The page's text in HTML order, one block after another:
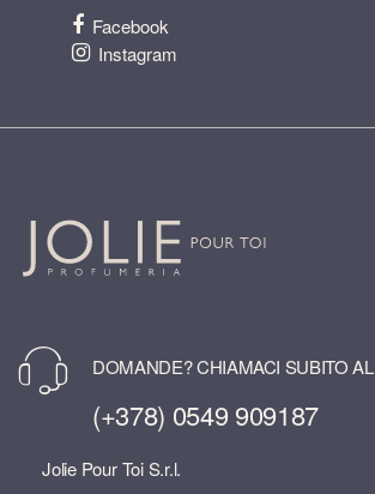
Facebook
Instagram
DOMANDE? CHIAMACI SUBITO AL
(+378) 0549 909187
Jolie Pour Toi S.r.l.